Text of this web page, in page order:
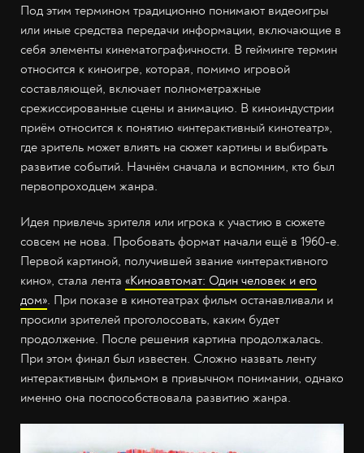
Под этим термином традиционно понимают видеоигры
или иные средства передачи информации, включающие в
себя элементы кинематографичности. В гейминге термин
относится к киноигре, которая, помимо игровой
составляющей, включает полнометражные
срежиссированные сцены и анимацию. В киноиндустрии
приём относится к понятию «интерактивный кинотеатр»,
где зритель может влиять на сюжет картины и выбирать
развитие событий. Начнём сначала и вспомним, кто был
первопроходцем жанра.
Идея привлечь зрителя или игрока к участию в сюжете
совсем не нова. Пробовать формат начали ещё в 1960-е.
Первой картиной, получившей звание «интерактивного
кино», стала лента «Киноавтомат: Один человек и его
дом». При показе в кинотеатрах фильм останавливали и
просили зрителей проголосовать, каким будет
продолжение. После решения картина продолжалась.
При этом финал был известен. Сложно назвать ленту
интерактивным фильмом в привычном понимании, однако
именно она поспособствовала развитию жанра.